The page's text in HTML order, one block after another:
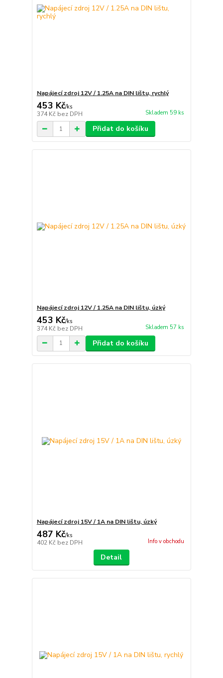
Napájecí zdroj 12V / 1.25A na DIN lištu, rychlý
453 Kč/ks
374 Kč bez DPH Skladem 59 ks
Přidat do košíku
Napájecí zdroj 12V / 1.25A na DIN lištu, úzký
453 Kč/ks
374 Kč bez DPH Skladem 57 ks
Přidat do košíku
Napájecí zdroj 15V / 1A na DIN lištu, úzký
487 Kč/ks
402 Kč bez DPH Info v obchodu
Detail